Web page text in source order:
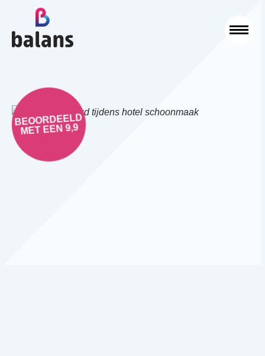
BEOORDEELD
MET EEN 9,9